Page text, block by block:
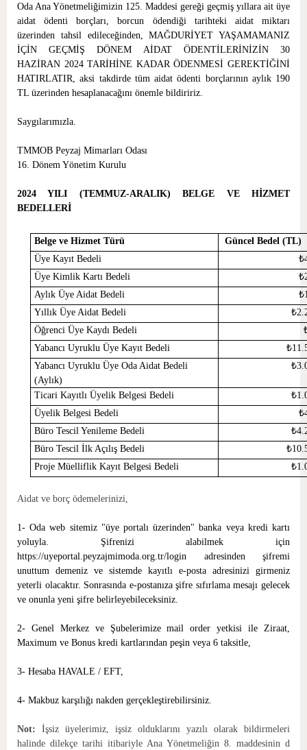
Oda Ana Yönetmeliğimizin 125. Maddesi gereği geçmiş yıllara ait üye
aidat ödenti borçları, borcun ödendiği tarihteki aidat miktarı
üzerinden tahsil edileceğinden, MAĞDURİYET YAŞAMAMANIZ
İÇİN GEÇMİŞ DÖNEM AİDAT ÖDENTİLERİNİZİN 30
HAZİRAN 2024 TARİHİNE KADAR ÖDENMESİ GEREKTİĞİNİ
HATIRLATIR, aksi takdirde tüm aidat ödenti borçlarının aylık 190
TL üzerinden hesaplanacağını önemle bildiririz.
Saygılarımızla.
TMMOB Peyzaj Mimarları Odası
16. Dönem Yönetim Kurulu
2024 YILI (TEMMUZ-ARALIK) BELGE VE HİZMET
BEDELLERİ
Belge ve Hizmet Türü
Güncel Bedel (TL)
Üye Kayıt Bedeli
₺
Üye Kimlik Kartı Bedeli
₺
Aylık Üye Aidat Bedeli
₺
Yıllık Üye Aidat Bedeli
₺
Öğrenci Üye Kaydı Bedeli
Yabancı Uyruklu Üye Kayıt Bedeli
₺
Yabancı Uyruklu Üye Oda Aidat Bedeli
(Aylık)
₺
Ticari Kayıtlı Üyelik Belgesi Bedeli ₺
Üyelik Belgesi Bedeli
₺
Büro Tescil Yenileme Bedeli
₺
Büro Tescil İlk Açılış Bedeli
₺
Proje Müelliflik Kayıt Belgesi Bedeli
₺
Aidat ve borç ödemelerinizi,
1- Oda web sitemiz "üye portalı üzerinden" banka veya kredi kartı
yoluyla. Şifrenizi alabilmek için
https://uyeportal.peyzajmimoda.org.tr/login adresinden şifremi
unuttum demeniz ve sistemde kayıtlı e-posta adresinizi girmeniz
yeterli olacaktır. Sonrasında e-postanıza şifre sıfırlama mesajı gelecek
ve onunla yeni şifre belirleyebileceksiniz.
2- Genel Merkez ve Şubelerimize mail order yetkisi ile Ziraat,
Maximum ve Bonus kredi kartlarından peşin veya 6 taksitle,
3- Hesaba HAVALE / EFT,
4- Makbuz karşılığı nakden gerçekleştirebilirsiniz.
Not: İşsiz üyelerimiz, işsiz olduklarını yazılı olarak bildirmeleri
halinde dilekçe tarihi itibariyle Ana Yönetmeliğin 8. maddesinin d